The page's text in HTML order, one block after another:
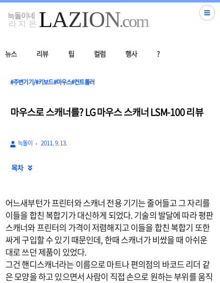
뉴스 리뷰 팁 컬럼 행사 ?
#주변기기/#키보드#마우스#컨트롤러
마우스로 스캐너를? LG 마우스 스캐너 LSM-100 리뷰
늑돌이 2011. 9. 13.
목차 
어느새부턴가 프린터와 스캐너 전용 기기는 줄어들고 그 자리를
이들을 합친 복합기가 대신하게 되었다. 기술의 발달에 따라 평판
스캐너와 프린터의 가격이 저렴해지고 이들을 합친 복합기 또한
싸게 구입할 수 있기 때문인데, 한때 스캐너가 비쌌을 때 아쉬운
대로 쓰던 제품이 있었다.
그건 핸디스캐너라는 이름으로 마트나 편의점의 바코드 리더 같
은 모양을 하고 있으면서 사람이 직접 손으로 원하는 부위를 움직